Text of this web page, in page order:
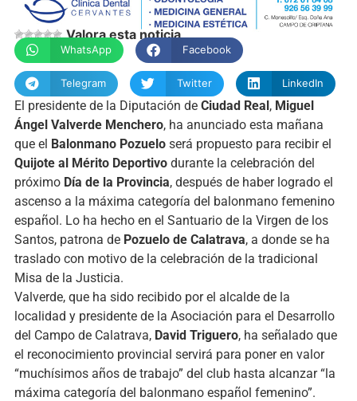
Valora esta noticia
WhatsApp Facebook
Telegram Twitter LinkedIn
El presidente de la Diputación de Ciudad Real, Miguel
Ángel Valverde Menchero, ha anunciado esta mañana
que el Balonmano Pozueloserá propuesto para recibir el
Quijote al Mérito Deportivodurante la celebración del
próximo Día de la Provincia, después de haber logrado el
ascenso a la máxima categoría del balonmano femenino
español. Lo ha hecho en el Santuario de la Virgen de los
Santos, patrona de Pozuelo de Calatrava, a donde se ha
traslado con motivo de la celebración de la tradicional
Misa de la Justicia.
Valverde, que ha sido recibido por el alcalde de la
localidad y presidente de la Asociación para el Desarrollo
del Campo de Calatrava, David Triguero, ha señalado que
el reconocimiento provincial servirá para poner en valor
“muchísimos años de trabajo” del club hasta alcanzar “la
máxima categoría del balonmano español femenino”.